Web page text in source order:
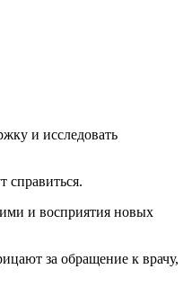
и исследовать
справиться.
и восприятия новых
за обращение к врачу,